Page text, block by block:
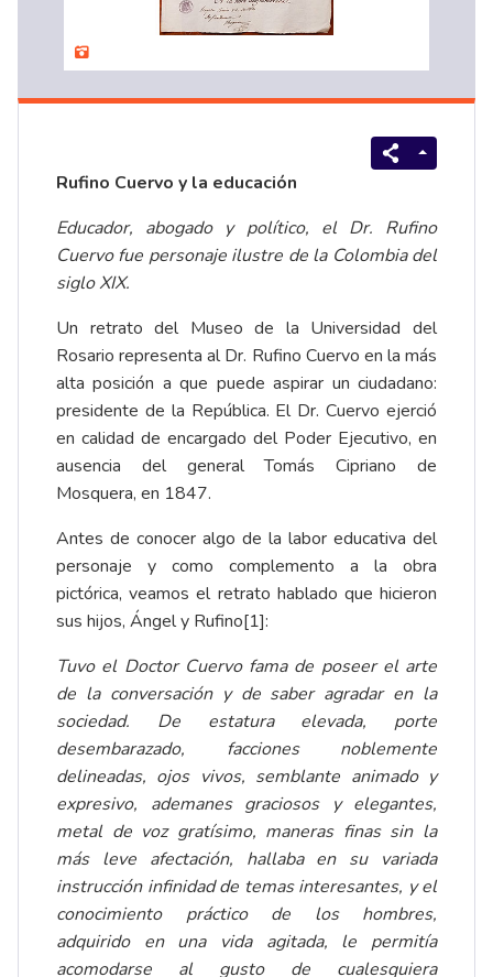
Rufino Cuervo y la educación
Educador, abogado y político, el Dr. Rufino
Cuervo fue personaje ilustre de la Colombia del
siglo XIX.
Un retrato del Museo de la Universidad del
Rosario representa alDr. Rufino Cuervo en la más
alta posición a que puede aspirar un ciudadano:
presidente de la República. El Dr. Cuervo ejerció
en calidad de encargado del Poder Ejecutivo, en
ausencia del general Tomás Cipriano de
Mosquera, en 1847.
Antes de conocer algo de la labor educativa del
personaje y como complemento a la obra
pictórica, veamos el retrato hablado que hicieron
sus hijos, Ángel y Rufino[1]:
Tuvo el Doctor Cuervo fama de poseer el arte
de la conversación y de saber agradar en la
sociedad. De estatura elevada, porte
desembarazado, facciones noblemente
delineadas, ojos vivos, semblante animado y
expresivo, ademanes graciosos y elegantes,
metal de voz gratísimo, maneras finas sin la
más leve afectación, hallaba en su variada
instrucción infinidad de temas interesantes, y el
conocimiento práctico de los hombres,
adquirido en una vida agitada, le permitía
acomodarse al gusto de cualesquiera